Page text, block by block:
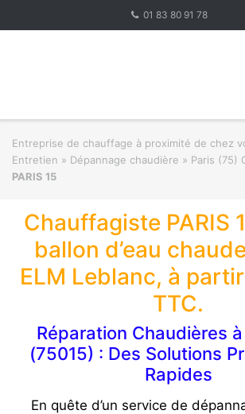
01 83 80 91 78
Entreprise de chauffage à proximité de chez
Entretien » Dépannage chaudière » Paris (75)
PARIS 15
Chauffagiste PARIS
ballon d’eau
ELM Leblanc, à
TTC.
Réparation Chaudières à
(75015) : Des Solutions
Rapides
En quête d’un service de